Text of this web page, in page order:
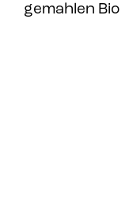
gemahlen Bio